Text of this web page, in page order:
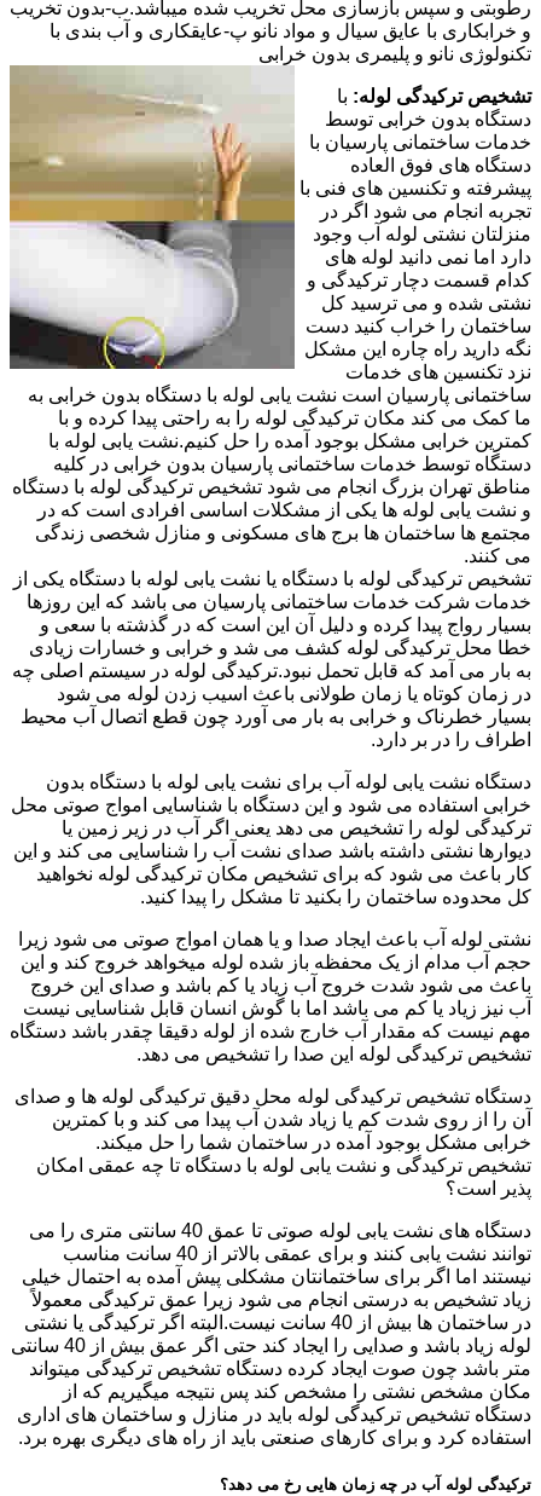
رطوبتی و سپس بازسازی محل تخریب شده میباشد.ب-بدون تخریب
و خرابکاری با عایق سیال و مواد نانو پ-عایقکاری و آب بندی با
تکنولوژی نانو و پلیمری بدون خرابی
تشخیص ترکیدگی لوله: با
دستگاه بدون خرابی توسط
خدمات ساختمانی پارسیان با
دستگاه های فوق العاده
پیشرفته و تکنسین های فنی با
تجربه انجام می شود اگر در
منزلتان نشتی لوله آب وجود
دارد اما نمی دانید لوله های
کدام قسمت دچار ترکیدگی و
نشتی شده و می ترسید کل
ساختمان را خراب کنید دست
نگه دارید راه چاره این مشکل
نزد تکنسین های خدمات
ساختمانی پارسیان است نشت یابی لوله با دستگاه بدون خرابی به
ما کمک می کند مکان ترکیدگی لوله را به راحتی پیدا کرده و با
کمترین خرابی مشکل بوجود آمده را حل کنیم.نشت یابی لوله با
دستگاه توسط خدمات ساختمانی پارسیان بدون خرابی در کلیه
مناطق تهران بزرگ انجام می شود تشخیص ترکیدگی لوله با دستگاه
و نشت یابی لوله ها یکی از مشکلات اساسی افرادی است که در
مجتمع ها ساختمان ها برج های مسکونی و منازل شخصی زندگی
می کنند.
تشخیص ترکیدگی لوله با دستگاه یا نشت یابی لوله با دستگاه یکی از
خدمات شرکت خدمات ساختمانی پارسیان می باشد که این روزها
بسیار رواج پیدا کرده و دلیل آن این است که در گذشته با سعی و
خطا محل ترکیدگی لوله کشف می شد و خرابی و خسارات زیادی
به بار می آمد که قابل تحمل نبود.ترکیدگی لوله در سیستم اصلی چه
در زمان کوتاه یا زمان طولانی باعث اسیب زدن لوله می شود
بسیار خطرناک و خرابی به بار می آورد چون قطع اتصال آب محیط
اطراف را در بر دارد.
دستگاه نشت یابی لوله آب برای نشت یابی لوله با دستگاه بدون
خرابی استفاده می شود و این دستگاه با شناسایی امواج صوتی محل
ترکیدگی لوله را تشخیص می دهد یعنی اگر آب در زیر زمین یا
دیوارها نشتی داشته باشد صدای نشت آب را شناسایی می کند و این
کار باعث می شود که برای تشخیص مکان ترکیدگی لوله نخواهید
کل محدوده ساختمان را بکنید تا مشکل را پیدا کنید.
نشتی لوله آب باعث ایجاد صدا و یا همان امواج صوتی می شود زیرا
حجم آب مدام از یک محفظه باز شده لوله میخواهد خروج کند و این
باعث می شود شدت خروج آب زیاد یا کم باشد و صدای این خروج
آب نیز زیاد یا کم می باشد اما با گوش انسان قابل شناسایی نیست
مهم نیست که مقدار آب خارج شده از لوله دقیقا چقدر باشد دستگاه
تشخیص ترکیدگی لوله این صدا را تشخیص می دهد.
دستگاه تشخیص ترکیدگی لوله محل دقیق ترکیدگی لوله ها و صدای
آن را از روی شدت کم یا زیاد شدن آب پیدا می کند و با کمترین
خرابی مشکل بوجود آمده در ساختمان شما را حل میکند.
تشخیص ترکیدگی و نشت یابی لوله با دستگاه تا چه عمقی امکان
پذیر است؟
دستگاه های نشت یابی لوله صوتی تا عمق 40 سانتی متری را می
توانند نشت یابی کنند و برای عمقی بالاتر از 40 سانت مناسب
نیستند اما اگر برای ساختمانتان مشکلی پیش آمده به احتمال خیلی
زیاد تشخیص به درستی انجام می شود زیرا عمق ترکیدگی معمولاً
در ساختمان ها بیش از 40 سانت نیست.البته اگر ترکیدگی یا نشتی
لوله زیاد باشد و صدایی را ایجاد کند حتی اگر عمق بیش از 40 سانتی
متر باشد چون صوت ایجاد کرده دستگاه تشخیص ترکیدگی میتواند
مکان مشخص نشتی را مشخص کند پس نتیجه میگیریم که از
دستگاه تشخیص ترکیدگی لوله باید در منازل و ساختمان های اداری
استفاده کرد و برای کارهای صنعتی باید از راه های دیگری بهره برد.
ترکیدگی لوله آب در چه زمان هایی رخ می دهد؟